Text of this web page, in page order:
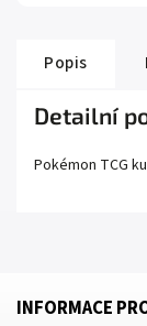
Popis
Detailní
Pokémon TCG
INFORMACE